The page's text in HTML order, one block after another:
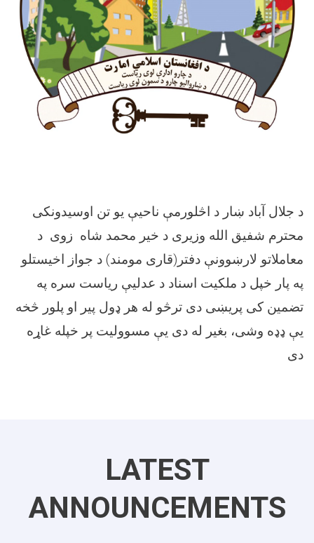
د جلال آباد ښار د اڅلورمې ناحیې یو تن اوسیدونکی
محترم شفیق الله وزیری د خیر محمد شاه زوی د
معاملاتو لارښوونې دفتر(قاری مومند) د جواز اخیستلو
په پار خپل د ملکیت اسناد د عدلیې ریاست سره په
تضمین کی پریښی دی ترڅو له هر ډول پیر او پلور څخه
یې ډډه وشی، بغیر له دی یې مسوولیت پر خپله غاړه
دی
LATEST
ANNOUNCEMENTS